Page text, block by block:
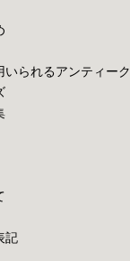
られるアンティーク
記